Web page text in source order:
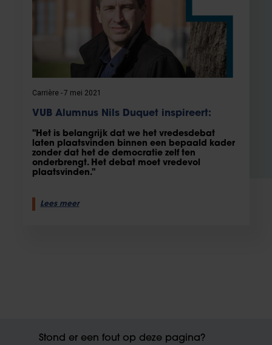
Carrière 7 mei 2021
VUB Alumnus Nils Duquet inspireert:
"Het is belangrijk dat we het vredesdebat
laten plaatsvinden binnen een bepaald kader
zonder dat het de democratie zelf ten
onderbrengt. Het debat moet vredevol
plaatsvinden."
Lees meer
Stond er een fout op deze pagina?